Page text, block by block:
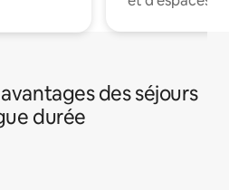
des séjours
durée